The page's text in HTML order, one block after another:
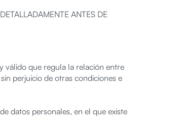
ANTES DE
válido que regula la relación entre
perjuicio de otras condiciones e
datos personales, en el que existe